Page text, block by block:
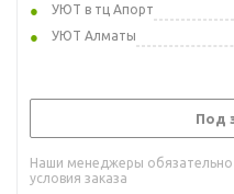
УЮТ в тц Апорт
УЮТ Алматы
Под
Наши менеджеры обязательно
условия заказа